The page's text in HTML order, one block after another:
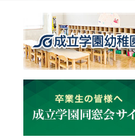
音楽（コーラス）
地域ボランティア
美術
マルチメディア
ライフワーク
新日本芸能